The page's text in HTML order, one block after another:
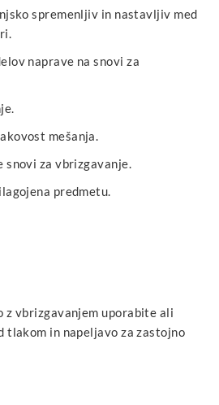
spremenljiv in nastavljiv med
naprave na snovi za
mešanja.
snovi za vbrizgavanje.
predmetu.
z vbrizgavanjem uporabite ali
tlakom in napeljavo za zastojno